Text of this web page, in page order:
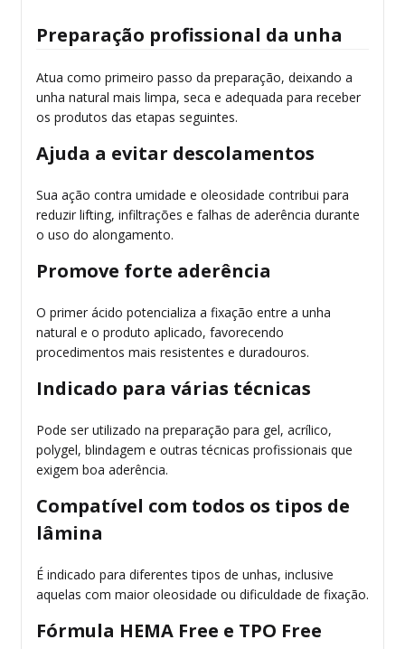
Preparação profissional da unha
Atua como primeiro passo da preparação, deixando a
unha natural mais limpa, seca e adequada para receber
os produtos das etapas seguintes.
Ajuda a evitar descolamentos
Sua ação contra umidade e oleosidade contribui para
reduzir lifting, infiltrações e falhas de aderência durante
o uso do alongamento.
Promove forte aderência
O primer ácido potencializa a fixação entre a unha
natural e o produto aplicado, favorecendo
procedimentos mais resistentes e duradouros.
Indicado para várias técnicas
Pode ser utilizado na preparação para gel, acrílico,
polygel, blindagem e outras técnicas profissionais que
exigem boa aderência.
Compatível com todos os tipos de
lâmina
É indicado para diferentes tipos de unhas, inclusive
aquelas com maior oleosidade ou dificuldade de fixação.
Fórmula HEMA Free e TPO Free